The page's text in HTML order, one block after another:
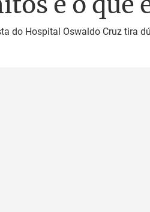
do Hospital Oswaldo Cruz tira